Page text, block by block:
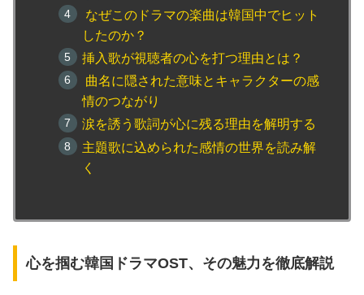
なぜこのドラマの楽曲は韓国中でヒット
したのか？
挿入歌が視聴者の心を打つ理由とは？
曲名に隠された意味とキャラクターの感
情のつながり
涙を誘う歌詞が心に残る理由を解明する
主題歌に込められた感情の世界を読み解
く
心を掴む韓国ドラマOST、その魅力を徹底解説